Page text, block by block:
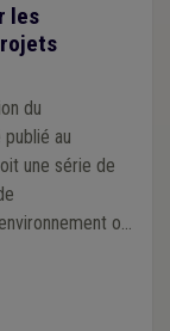
les
du
au
une série de
ou